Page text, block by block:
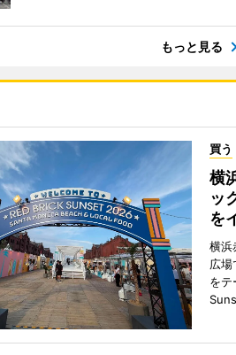
もっと見る
買う
横
ッ
を
横浜
広場
をテ